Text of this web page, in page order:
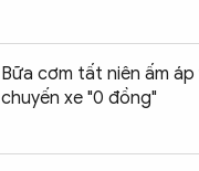
Bữa cơm tất niên ấm áp
chuyến xe "0 đồng"